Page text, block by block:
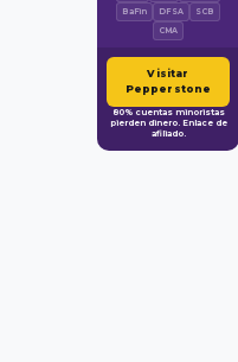
BaFin
DFSA
SCB
CMA
Visitar
Pepperstone
80% cuentas minoristas
pierden dinero. Enlace de
afiliado.